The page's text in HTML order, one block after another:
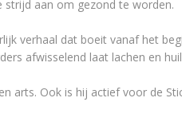
aan om gezond te worden.
verhaal dat boeit vanaf het
afwisselend laat lachen en
arts. Ook is hij actief voor de